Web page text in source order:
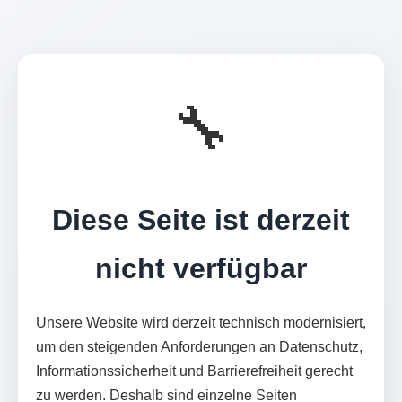
🔧
Diese Seite ist derzeit
nicht verfügbar
Unsere Website wird derzeit technisch modernisiert,
um den steigenden Anforderungen an Datenschutz,
Informationssicherheit und Barrierefreiheit gerecht
zu werden. Deshalb sind einzelne Seiten